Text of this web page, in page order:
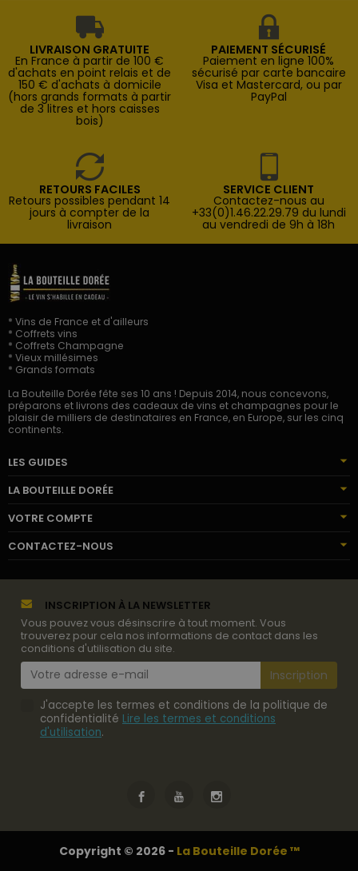
LIVRAISON GRATUITE
En France à partir de 100 €
d'achats en point relais et de
150 € d'achats à domicile
(hors grands formats à partir
de 3 litres et hors caisses
bois)
PAIEMENT SÉCURISÉ
Paiement en ligne 100%
sécurisé par carte bancaire
Visa et Mastercard, ou par
PayPal
RETOURS FACILES
Retours possibles pendant 14
jours à compter de la
livraison
SERVICE CLIENT
Contactez-nous au
+33(0)1.46.22.29.79 du lundi
au vendredi de 9h à 18h
* Vins de France et d'ailleurs
* Coffrets vins
* Coffrets Champagne
* Vieux millésimes
* Grands formats
La Bouteille Dorée fête ses 10 ans ! Depuis 2014, nous concevons,
préparons et livrons des cadeaux de vins et champagnes pour le
plaisir de milliers de destinataires en France, en Europe, sur les cinq
continents.
LES GUIDES
LA BOUTEILLE DORÉE
VOTRE COMPTE
CONTACTEZ-NOUS
INSCRIPTION À LA NEWSLETTER
Vous pouvez vous désinscrire à tout moment. Vous
trouverez pour cela nos informations de contact dans les
conditions d'utilisation du site.
J'accepte les termes et conditions de la politique de
confidentialité Lire les termes et conditions
d'utilisation.
Copyright © 2026 - La Bouteille Dorée ™